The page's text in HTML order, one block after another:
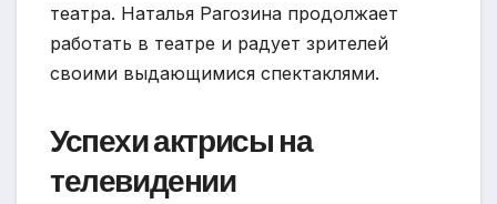
театра. Наталья Рагозина продолжает
работать в театре и радует зрителей
своими выдающимися спектаклями.
Успехи актрисы на
телевидении